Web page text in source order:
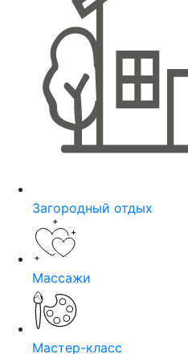
Загородный отдых
Массажи
Мастер-класс